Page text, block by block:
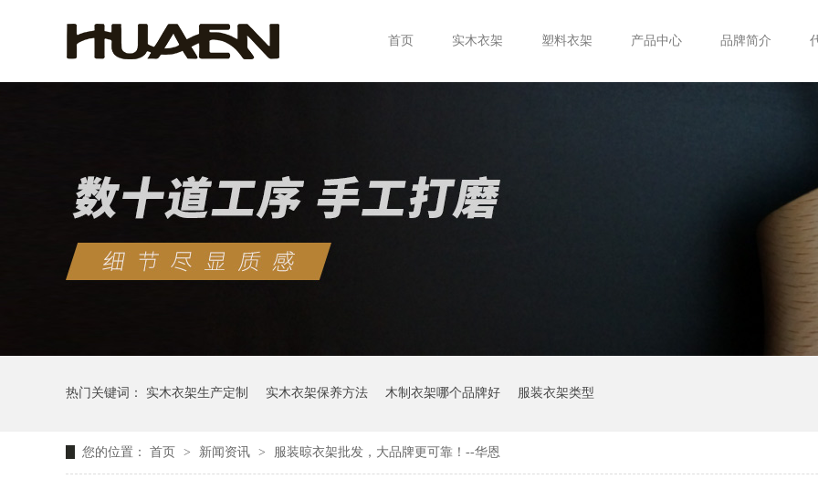
首页 实木衣架 塑料衣架 产品中心 品牌简介
热门关键词： 实木衣架生产定制 实木衣架保养方法 木制衣架哪个品牌好 服装衣架类型
您的位置： 首页 > 新闻资讯 > 服装晾衣架批发，大品牌更可靠！--华恩